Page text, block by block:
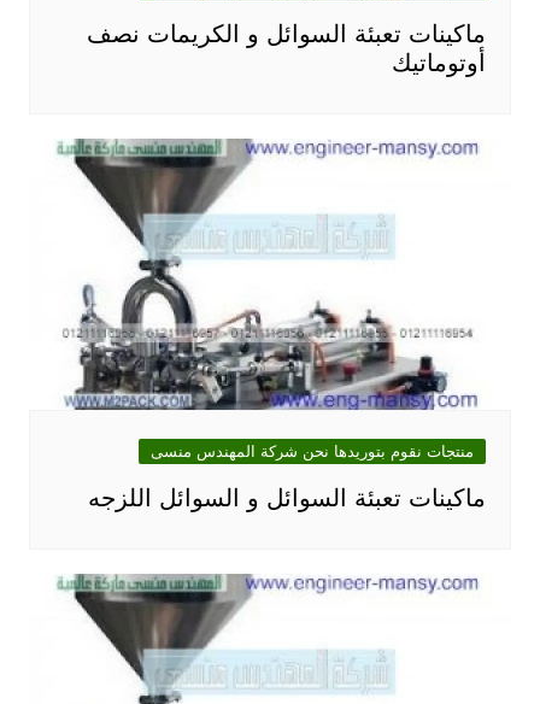
ماكينات تعبئة السوائل و الكريمات نصف
أوتوماتيك
منتجات نقوم بتوريدها نحن شركة المهندس منسى
ماكينات تعبئة السوائل و السوائل اللزجه